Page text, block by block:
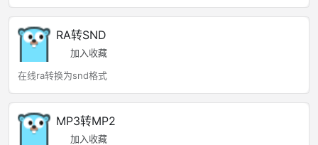
RA转SND
加入收藏
在线ra转换为snd格式
MP3转MP2
加入收藏